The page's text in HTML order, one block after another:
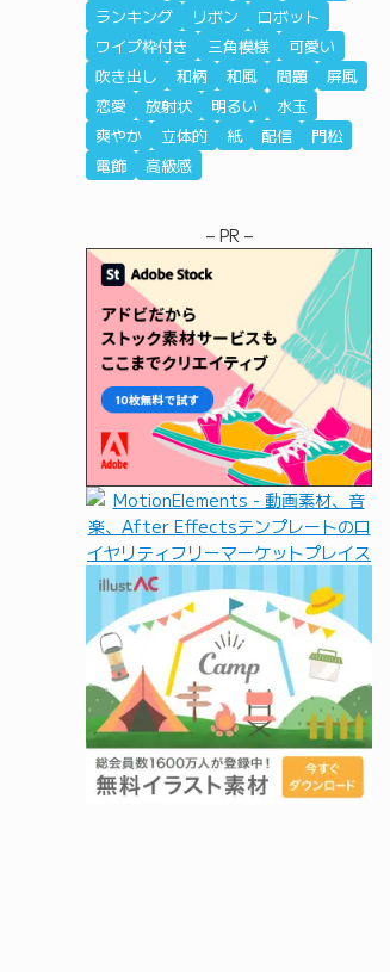
ランキング
リボン
ロボット
ワイプ枠付き
三角模様
可愛い
吹き出し
和柄 和風 問題
屏風
恋愛
放射状 明るい
水玉
爽やか
立体的 紙 配信
門松
電飾
高級感
– PR –